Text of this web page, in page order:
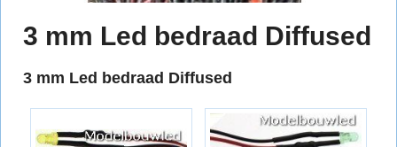
3 mm Led bedraad Diffused
3 mm Led bedraad Diffused